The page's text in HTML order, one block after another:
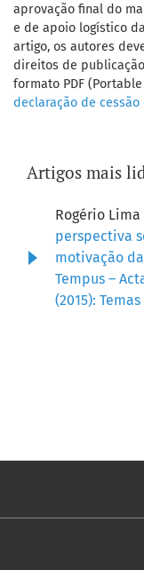
aprovação final do
e de apoio logístico
artigo, os autores
direitos de publicação
formato PDF
declaração de
Artigos mais
Rogério Lima
perspectiva
motivação
Tempus –
(2015):